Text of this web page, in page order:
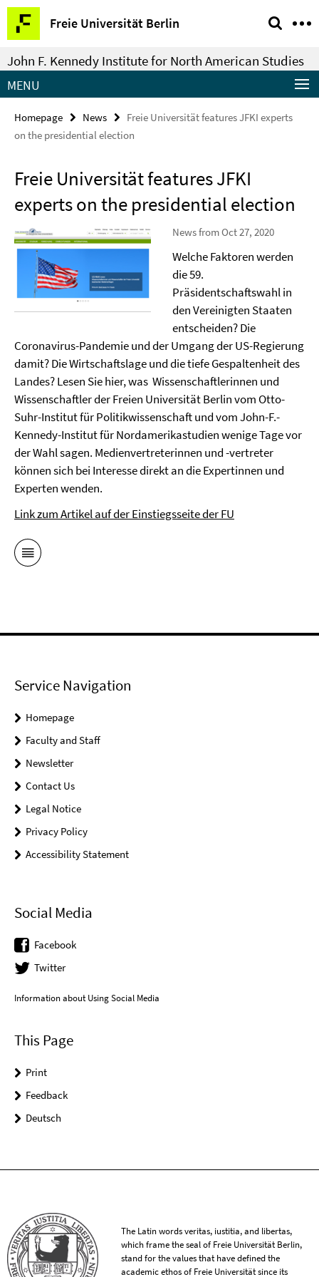
Springe
direkt
zu
Inhalt
Freie Universität Berlin
Service
Navigation
John F. Kennedy Institute for North American Studies
MENU
Homepage News
Freie Universität features JFKI experts
on the presidential election
Freie Universität features JFKI
experts on the presidential election
News from Oct 27, 2020
Welche Faktoren werden
die 59.
Präsidentschaftswahl in
den Vereinigten Staaten
entscheiden? Die
Coronavirus-Pandemie und der Umgang der US-Regierung
damit? Die Wirtschaftslage und die tiefe Gespaltenheit des
Landes? Lesen Sie hier, was Wissenschaftlerinnen und
Wissenschaftler der Freien Universität Berlin vom Otto-
Suhr-Institut für Politikwissenschaft und vom John-F.-
Kennedy-Institut für Nordamerikastudien wenige Tage vor
der Wahl sagen. Medienvertreterinnen und -vertreter
können sich bei Interesse direkt an die Expertinnen und
Experten wenden.
Link zum Artikel auf der Einstiegsseite der FU
Service Navigation
Homepage
Faculty and Staff
Newsletter
Contact Us
Legal Notice
Privacy Policy
Accessibility Statement
Social Media
Facebook
Twitter
Information about Using Social Media
This Page
Print
Feedback
Deutsch
The Latin words veritas, iustitia, and libertas,
which frame the seal of Freie Universität Berlin,
stand for the values that have defined the
academic ethos of Freie Universität since its